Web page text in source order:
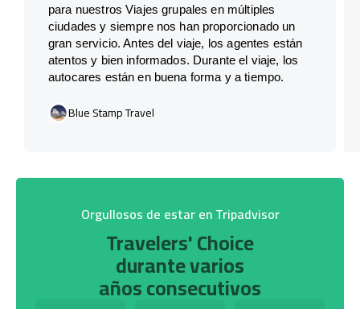
para nuestros Viajes grupales en múltiples
ciudades y siempre nos han proporcionado un
gran servicio. Antes del viaje, los agentes están
atentos y bien informados. Durante el viaje, los
autocares están en buena forma y a tiempo.
Blue Stamp Travel
Orgullosos de estar en Tripadvisor
Travelers' Choice
durante varios
años consecutivos